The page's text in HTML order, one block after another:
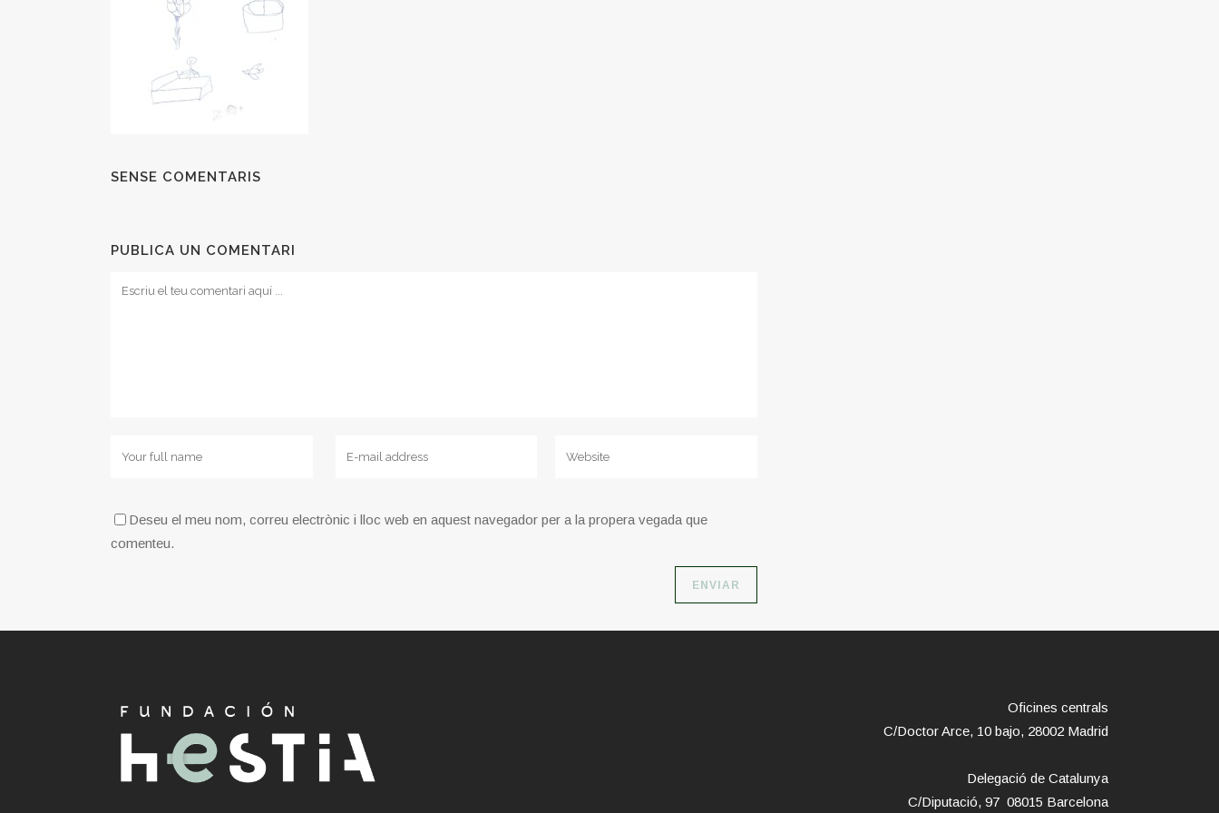
SENSE COMENTARIS
PUBLICA UN COMENTARI
Deseu el meu nom, correu electrònic i lloc web en aquest navegador per a la propera vegada que
comenteu.
Oficines centrals
C/Doctor Arce, 10 bajo, 28002 Madrid
Delegació de Catalunya
C/Diputació, 97 08015 Barcelona